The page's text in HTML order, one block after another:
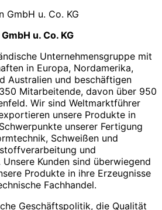
u. Co. KG
Unternehmensgruppe mit
in Europa, Nordamerika,
Australien und beschäftigen
Mitarbeitende, davon über 950
Wir sind Weltmarktführer
unsere Produkte in
unserer Fertigung
Schweißen und
und
Kunden sind überwiegend
Produkte in ihre Erzeugnisse
Fachhandel.
Geschäftspolitik, die Qualität